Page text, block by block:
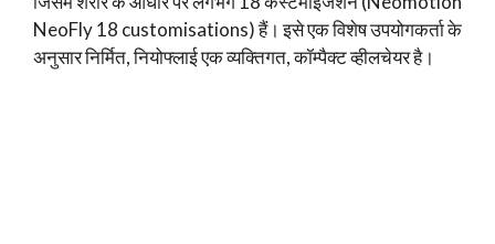
NeoFly 18 customisations) हैं। इसे एक विशेष उपयोगकर्ता के
अनुसार निर्मित, नियोफ्लाई एक व्यक्तिगत, कॉम्पैक्ट व्हीलचेयर है।